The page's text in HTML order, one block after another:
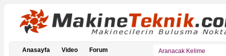
Anasayfa Video
Forum